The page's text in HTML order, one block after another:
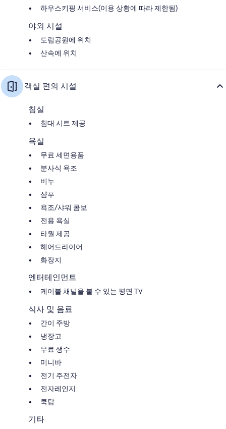
하우스키핑 서비스(이용 상황에 따라 제한됨)
야외 시설
도립공원에 위치
산속에 위치
객실 편의 시설
침실
침대 시트 제공
욕실
무료 세면용품
분사식 욕조
비누
샴푸
욕조/샤워 콤보
전용 욕실
타월 제공
헤어드라이어
화장지
엔터테인먼트
케이블 채널을 볼 수 있는 평면 TV
식사 및 음료
간이 주방
냉장고
무료 생수
미니바
전기 주전자
전자레인지
쿡탑
기타